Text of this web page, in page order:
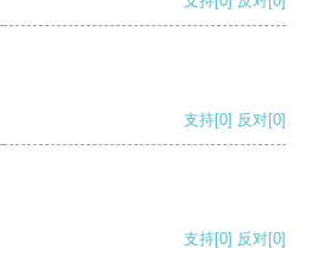
支持[0] 反对[0]
支持[0] 反对[0]